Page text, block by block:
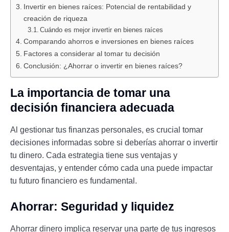
Invertir en bienes raíces: Potencial de rentabilidad y
creación de riqueza
Cuándo es mejor invertir en bienes raíces
Comparando ahorros e inversiones en bienes raíces
Factores a considerar al tomar tu decisión
Conclusión: ¿Ahorrar o invertir en bienes raíces?
La importancia de tomar una
decisión financiera adecuada
Al gestionar tus finanzas personales, es crucial tomar
decisiones informadas sobre si deberías ahorrar o invertir
tu dinero. Cada estrategia tiene sus ventajas y
desventajas, y entender cómo cada una puede impactar
tu futuro financiero es fundamental.
Ahorrar: Seguridad y liquidez
Ahorrar dinero implica reservar una parte de tus ingresos